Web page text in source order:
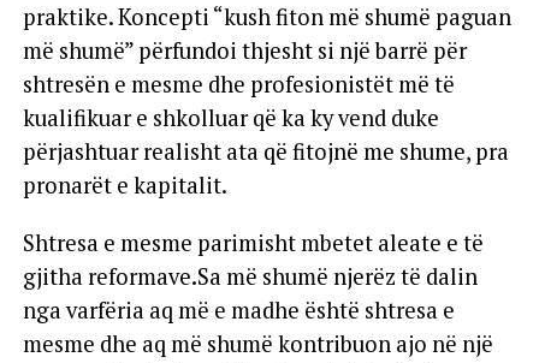
praktike. Koncepti “kush fiton më shumë paguan
më shumë” përfundoi thjesht si një barrë për
shtresën e mesme dhe profesionistët më të
kualifikuar e shkolluar që ka ky vend duke
përjashtuar realisht ata që fitojnë me shume, pra
pronarët e kapitalit.
Shtresa e mesme parimisht mbetet aleate e të
gjitha reformave.Sa më shumë njerëz të dalin
nga varfëria aq më e madhe është shtresa e
mesme dhe aq më shumë kontribuon ajo në një